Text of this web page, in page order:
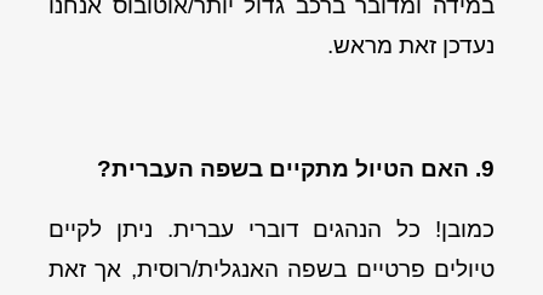
במידה ומדובר ברכב גדול יותר/אוטובוס אנחנו
נעדכן זאת מראש.
9. האם הטיול מתקיים בשפה העברית?
כמובן! כל הנהגים דוברי עברית. ניתן לקיים
טיולים פרטיים בשפה האנגלית/רוסית, אך זאת